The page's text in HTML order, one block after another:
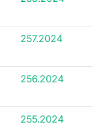
257.2024
256.2024
255.2024